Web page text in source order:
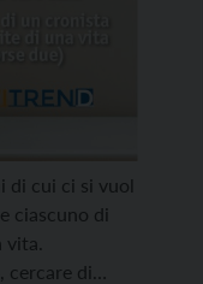
di cui ci si vuol
ciascuno di
vita.
di